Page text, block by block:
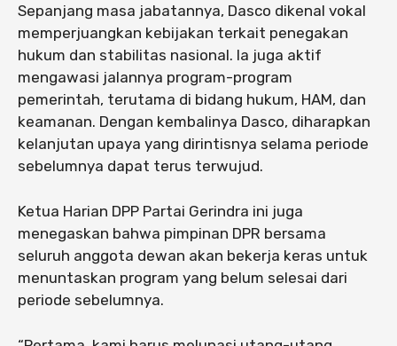
Sepanjang masa jabatannya, Dasco dikenal vokal
memperjuangkan kebijakan terkait penegakan
hukum dan stabilitas nasional. Ia juga aktif
mengawasi jalannya program-program
pemerintah, terutama di bidang hukum, HAM, dan
keamanan. Dengan kembalinya Dasco, diharapkan
kelanjutan upaya yang dirintisnya selama periode
sebelumnya dapat terus terwujud.
Ketua Harian DPP Partai Gerindra ini juga
menegaskan bahwa pimpinan DPR bersama
seluruh anggota dewan akan bekerja keras untuk
menuntaskan program yang belum selesai dari
periode sebelumnya.